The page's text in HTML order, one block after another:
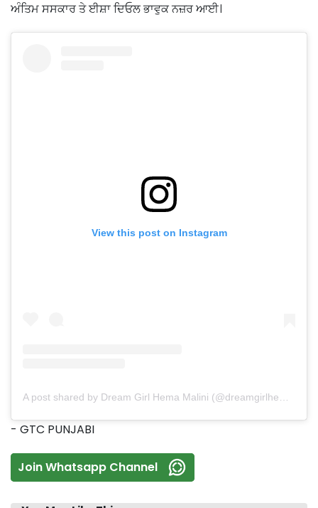
ਅੰਤਿਮ ਸਸਕਾਰ ਤੇ ਈਸ਼ਾ ਦਿਓਲ ਭਾਵੁਕ ਨਜ਼ਰ ਆਈ।
View this post on Instagram
- GTC PUNJABI
Join Whatsapp Channel